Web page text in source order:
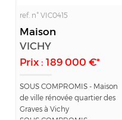
ref. n° VIC0415
Maison
VICHY
Prix : 189 000 €*
SOUS COMPROMIS - Maison
de ville rénovée quartier des
Graves à Vichy